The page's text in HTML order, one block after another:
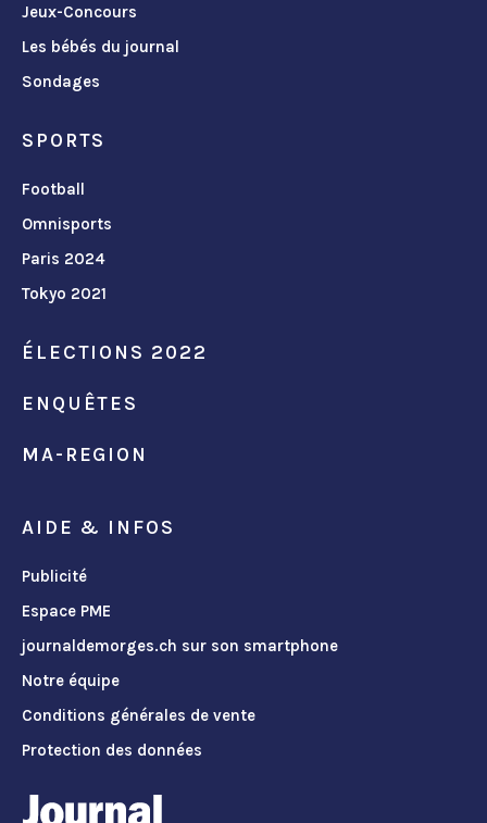
Jeux-Concours
Les bébés du journal
Sondages
SPORTS
Football
Omnisports
Paris 2024
Tokyo 2021
ÉLECTIONS 2022
ENQUÊTES
MA-REGION
AIDE & INFOS
Publicité
Espace PME
journaldemorges.ch sur son smartphone
Notre équipe
Conditions générales de vente
Protection des données